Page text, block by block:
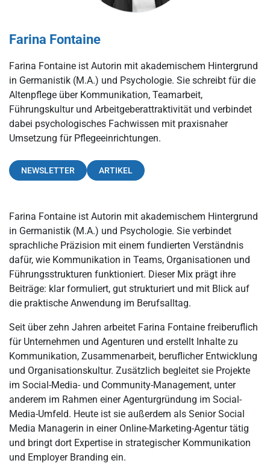
Farina Fontaine
Farina Fontaine ist Autorin mit akademischem Hintergrund
in Germanistik (M.A.) und Psychologie. Sie schreibt für die
Altenpflege über Kommunikation, Teamarbeit,
Führungskultur und Arbeitgeberattraktivität und verbindet
dabei psychologisches Fachwissen mit praxisnaher
Umsetzung für Pflegeeinrichtungen.
NEWSLETTER ARTIKEL
Farina Fontaine ist Autorin mit akademischem Hintergrund
in Germanistik (M.A.) und Psychologie. Sie verbindet
sprachliche Präzision mit einem fundierten Verständnis
dafür, wie Kommunikation in Teams, Organisationen und
Führungsstrukturen funktioniert. Dieser Mix prägt ihre
Beiträge: klar formuliert, gut strukturiert und mit Blick auf
die praktische Anwendung im Berufsalltag.
Seit über zehn Jahren arbeitet Farina Fontaine freiberuflich
für Unternehmen und Agenturen und erstellt Inhalte zu
Kommunikation, Zusammenarbeit, beruflicher Entwicklung
und Organisationskultur. Zusätzlich begleitet sie Projekte
im Social-Media- und Community-Management, unter
anderem im Rahmen einer Agenturgründung im Social-
Media-Umfeld. Heute ist sie außerdem als Senior Social
Media Managerin in einer Online-Marketing-Agentur tätig
und bringt dort Expertise in strategischer Kommunikation
und Employer Branding ein.